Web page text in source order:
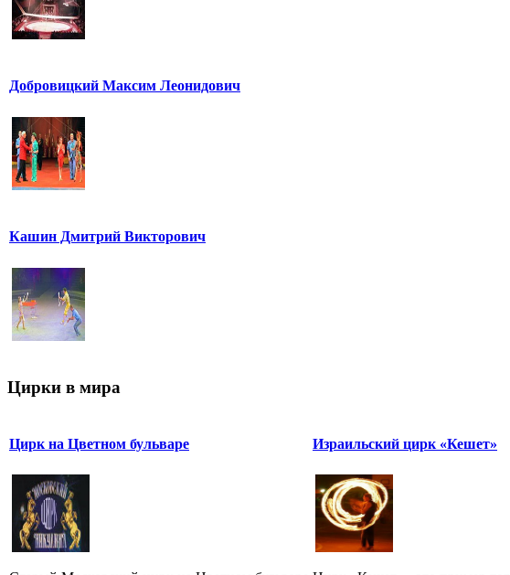
Добровицкий Максим Леонидович
Кашин Дмитрий Викторович
Цирки в мира
Цирк на Цветном бульваре Израильский цирк «Кешет»